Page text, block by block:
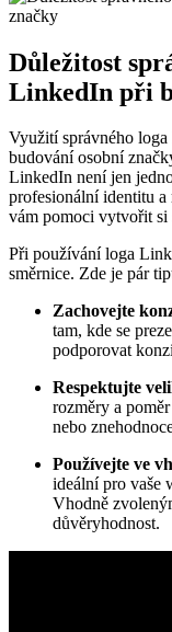
Důležitost
LinkedIn při
Využití správného
budování osobní
LinkedIn není jen
profesionální identitu a
vám pomoci vytvořit si
Při používání loga
směrnice. Zde je pár
Zachovejte
tam, kde se
podporovat
Respektujte
rozměry a
nebo
Používejte ve
ideální pro vaše
Vhodně
důvěryhodnost.